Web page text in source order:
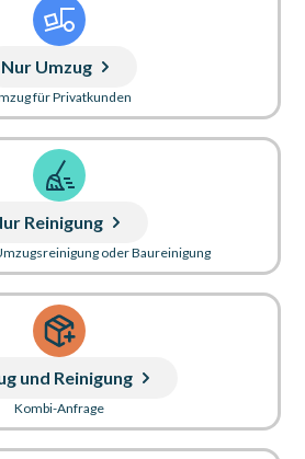
Nur Umzug
für Privatkunden
Reinigung
oder Baureinigung
und Reinigung
Kombi-Anfrage